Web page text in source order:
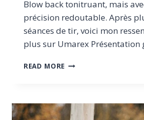
Blow back tonitruant, mais
précision redoutable. Après
séances de tir, voici mon
plus sur Umarex
READ MORE UMAREX
:
MON